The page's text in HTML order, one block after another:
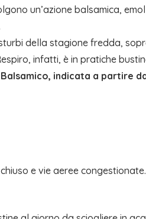
un’azione balsamica,
della stagione fredda,
infatti, è in pratiche
indicata a partire
e vie aeree congestionate.